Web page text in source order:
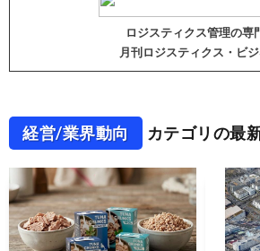
ロジスティクス管理の専
月刊ロジスティクス・ビ
経営/業界動向 カテゴリの最